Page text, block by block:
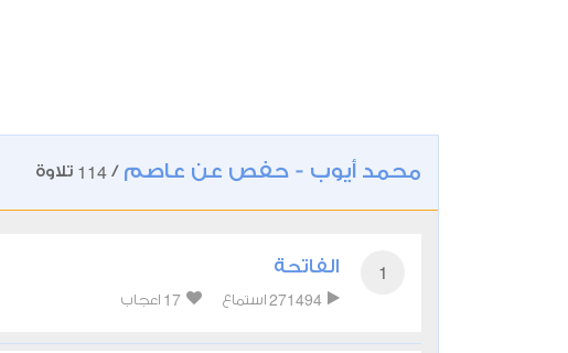
محمد أيوب - حفص عن عاصم /
114 تلاوة
1 الفاتحة
271494 استماع 17 اعجاب